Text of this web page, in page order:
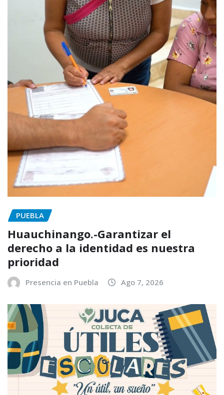
PUEBLA
Huauchinango.-Garantizar el
derecho a la identidad es nuestra
prioridad
Presencia en Puebla Ago 7, 2026